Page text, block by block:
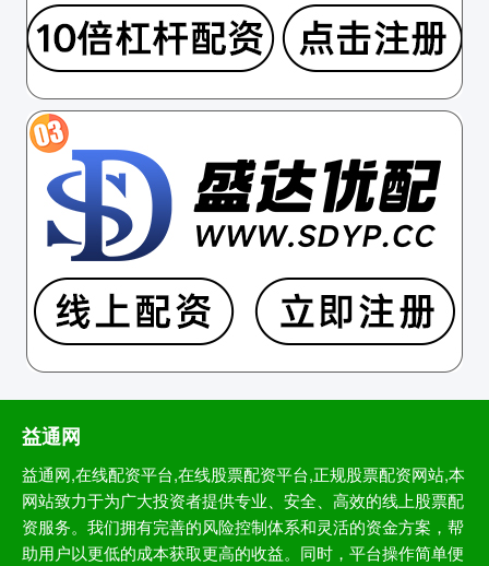
益通网
益通网,在线配资平台,在线股票配资平台,正规股票配资网站,本
网站致力于为广大投资者提供专业、安全、高效的线上股票配
资服务。我们拥有完善的风险控制体系和灵活的资金方案，帮
助用户以更低的成本获取更高的收益。同时，平台操作简单便